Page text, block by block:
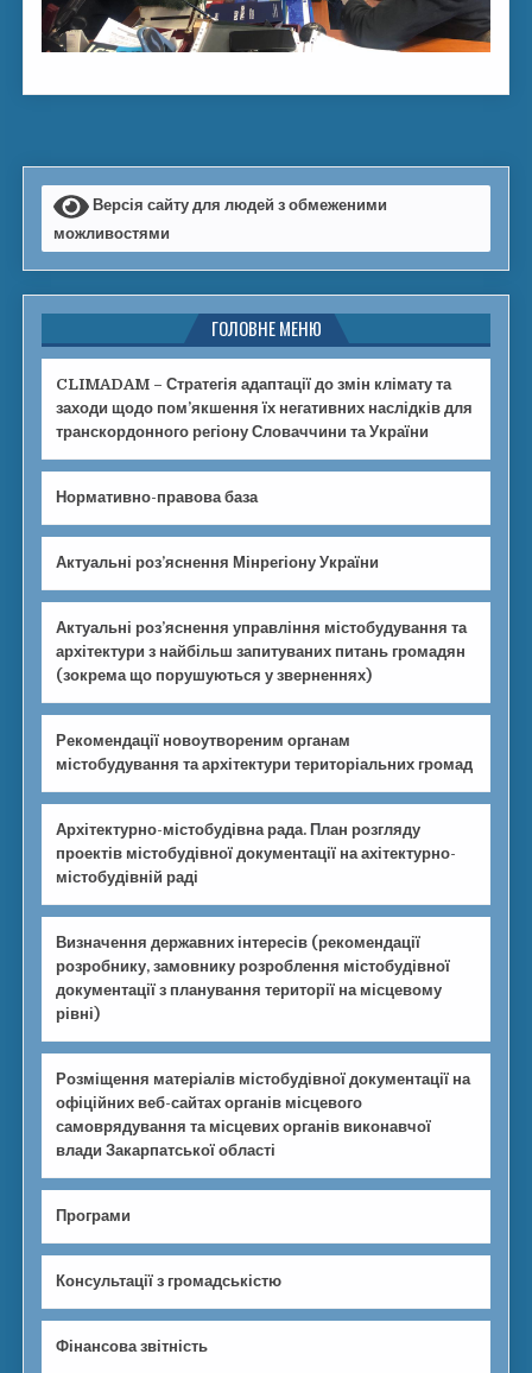
Версія сайту для людей з обмеженими
можливостями
ГОЛОВНЕ МЕНЮ
CLIMADAM – Стратегія адаптації до змін клімату та
заходи щодо пом’якшення їх негативних наслідків для
транскордонного регіону Словаччини та України
Нормативно-правова база
Актуальні роз’яснення Мінрегіону України
Актуальні роз’яснення управління містобудування та
архітектури з найбільш запитуваних питань громадян
(зокрема що порушуються у зверненнях)
Рекомендації новоутвореним органам
містобудування та архітектури територіальних громад
Архітектурно-містобудівна рада. План розгляду
проектів містобудівної документації на ахітектурно-
містобудівній раді
Визначення державних інтересів (рекомендації
розробнику, замовнику розроблення містобудівної
документації з планування території на місцевому
рівні)
Розміщення матеріалів містобудівної документації на
офіційних веб-сайтах органів місцевого
самоврядування та місцевих органів виконавчої
влади Закарпатської області
Програми
Консультації з громадськістю
Фінансова звітність